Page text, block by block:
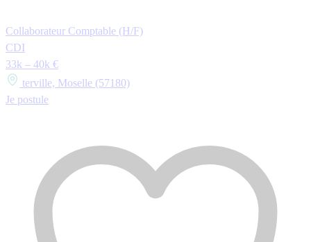
Collaborateur Comptable (H/F)
CDI
33k – 40k €
terville, Moselle (57180)
Je postule